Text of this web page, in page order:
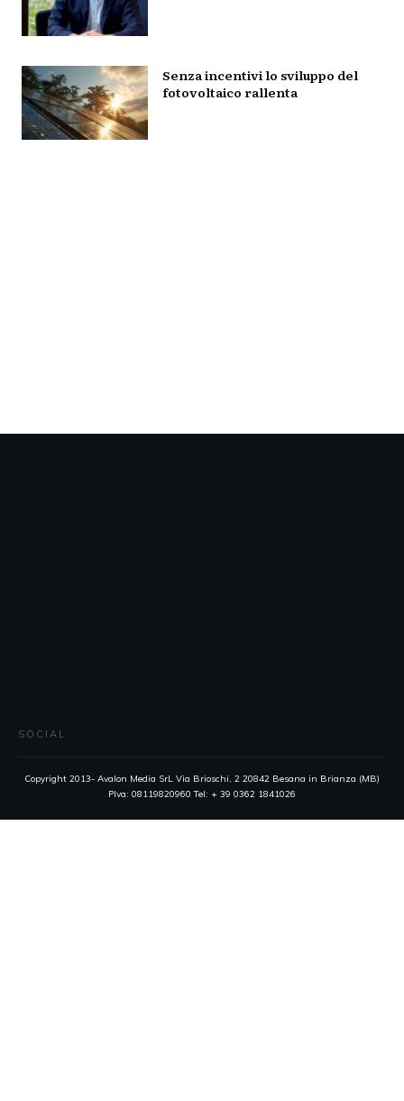
Senza incentivi lo sviluppo del
fotovoltaico rallenta
SOCIAL
Copyright 2013- Avalon Media SrL Via Brioschi, 2 20842 Besana in Brianza (MB)
PIva: 08119820960 Tel: + 39 0362 1841026